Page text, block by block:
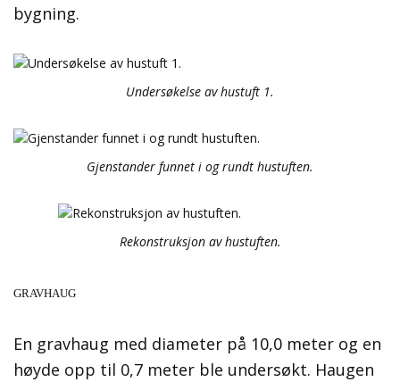
bygning.
Undersøkelse av hustuft 1.
Gjenstander funnet i og rundt hustuften.
Rekonstruksjon av hustuften.
GRAVHAUG
En gravhaug med diameter på 10,0 meter og en
høyde opp til 0,7 meter ble undersøkt. Haugen